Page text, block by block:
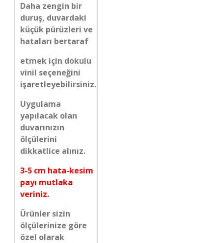
Daha zengin bir
duruş, duvardaki
küçük pürüzleri ve
hataları bertaraf
etmek için dokulu
vinil seçeneğini
işaretleyebilirsiniz.
Uygulama
yapılacak olan
duvarınızın
ölçülerini
dikkatlice alınız.
3-5 cm hata-kesim
payı mutlaka
veriniz.
Ürünler sizin
ölçülerinize göre
özel olarak